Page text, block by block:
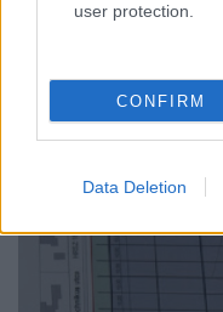
user protection.
CONFIRM
Data Deletion
Pontosabban 2024.
víztornyot meg